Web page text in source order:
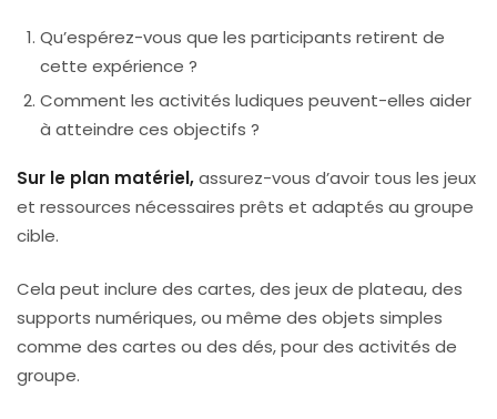
Qu’espérez-vous que les participants retirent de
cette expérience ?
Comment les activités ludiques peuvent-elles aider
à atteindre ces objectifs ?
Sur le plan matériel,assurez-vous d’avoir tous les jeux
et ressources nécessaires prêts et adaptés au groupe
cible.
Cela peut inclure des cartes, des jeux de plateau, des
supports numériques, ou même des objets simples
comme des cartes ou des dés, pour des activités de
groupe.